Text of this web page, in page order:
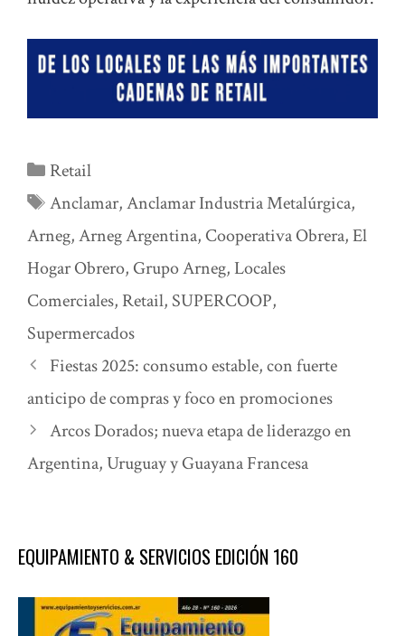
Categorías
Retail
Etiquetas
Anclamar,Anclamar Industria Metalúrgica,
Arneg,Arneg Argentina, Cooperativa Obrera,El
Hogar Obrero, Grupo Arneg,Locales
Comerciales, Retail, SUPERCOOP,
Supermercados
Fiestas 2025: consumo estable, con fuerte
anticipo de compras y foco en promociones
Arcos Dorados; nueva etapa de liderazgo en
Argentina, Uruguay y Guayana Francesa
EQUIPAMIENTO & SERVICIOS EDICIÓN 160